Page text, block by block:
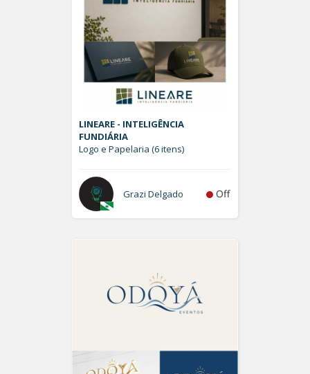
LINEARE - INTELIGÊNCIA
FUNDIÁRIA
Logo e Papelaria (6 itens)
Grazi Delgado Off